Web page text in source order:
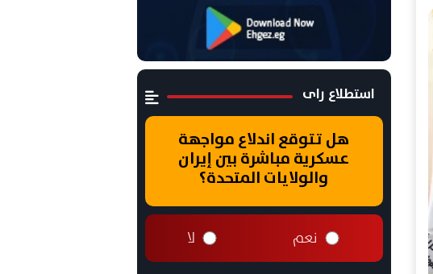
استطلاع راى
هل تتوقع اندلاع مواجهة
عسكرية مباشرة بين إيران
والولايات المتحدة؟
نعم لا